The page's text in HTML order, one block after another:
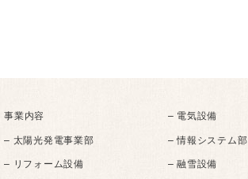
事業内容
– 電気設備
– 太陽光発電事業部
– 情報システム部
– リフォーム設備
– 融雪設備